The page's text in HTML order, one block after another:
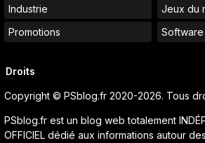
Industrie
Jeux du
Promotions
Software
Droits
Copyright © PSblog.fr 2020-2026. Tous
PSblog.fr est un blog web totalement
OFFICIEL dédié aux informations autour